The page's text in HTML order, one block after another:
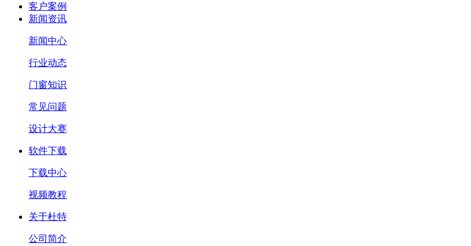
客户案例
新闻资讯
新闻中心
行业动态
门窗知识
常见问题
设计大赛
软件下载
下载中心
视频教程
关于杜特
公司简介